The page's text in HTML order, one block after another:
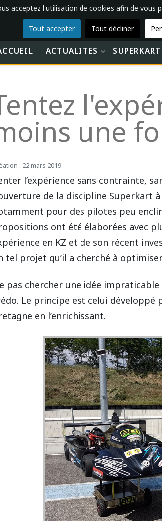
ACTUALITES SUPERKART
une
: 22 mars 2019
l’expérience sans contrainte,
de la discipline Superkart
pour des pilotes peu
ont été élaborées avec
en KZ et de son récent
tel projet qu’il a cherché à
pas chercher une idée
Le principe est celui développé
en l’enrichissant.
acceptez l'utilisation de cookies afin de vous
Tout accepter Tout décliner